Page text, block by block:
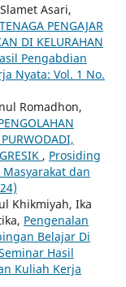
Asari,
PENGAJAR
DI KELURAHAN
Pengabdian
Nyata: Vol. 1 No.
Romadhon,
, Prosiding
dan
Khikmiyah, Ika
Pengenalan
Belajar Di
Hasil
Kuliah Kerja